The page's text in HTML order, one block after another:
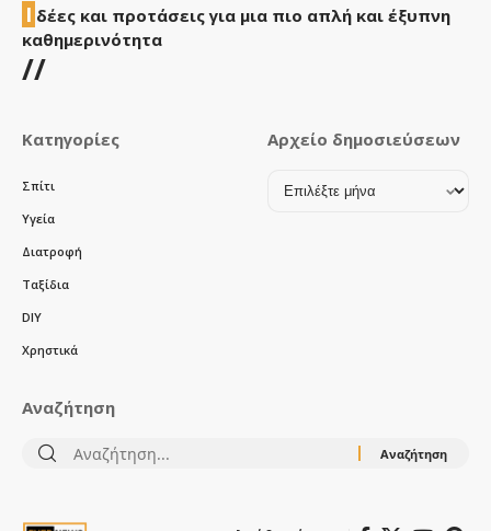
Ι δέες και προτάσεις για μια πιο απλή και έξυπνη
καθημερινότητα
//
Κατηγορίες
Σπίτι
Υγεία
Διατροφή
Ταξίδια
DIY
Χρηστικά
Αρχείο δημοσιεύσεων
Αρχείο
Αναζήτηση
Αναζήτηση